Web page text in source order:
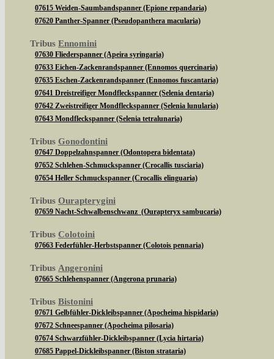
07615 Weiden-Saumbandspanner (Epione repandaria)
07620 Panther-Spanner (Pseudopanthera macularia)
Tribus Ennomini
07630 Fliederspanner (Apeira syringaria)
07633 Eichen-Zackenrandspanner (Ennomos quercinaria)
07635 Eschen-Zackenrandspanner (Ennomos fuscantaria)
07641 Dreistreifiger Mondfleckspanner (Selenia dentaria)
07642 Zweistreifiger Mondfleckspanner (Selenia lunularia)
07643 Mondfleckspanner (Selenia tetralunaria)
Tribus Gonodontini
07647 Doppelzahnspanner (Odontopera bidentata)
07652 Schlehen-Schmuckspanner (Crocallis tusciaria)
07654 Heller Schmuckspanner (Crocallis elinguaria)
Tribus Ourapterygini
07659 Nacht-Schwalbenschwanz (Ourapteryx sambucaria)
Tribus Colotoini
07663 Federfühler-Herbstspanner (Colotois pennaria)
Tribus Angeronini
07665 Schlehenspanner (Angerona prunaria)
Tribus Bistonini
07671 Gelbfühler-Dickleibspanner (Apocheima hispidaria)
07672 Schneespanner (Apocheima pilosaria)
07674 Schwarzfühler-Dickleibspanner (Lycia hirtaria)
07685 Pappel-Dickleibspanner (Biston strataria)